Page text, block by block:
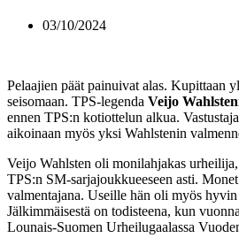
03/10/2024
Pelaajien päät painuivat alas. Kupittaan
seisomaan. TPS-legenda Veijo
ennen TPS:n kotiottelun alkua.
aikoinaan myös yksi Wahlstenin
Veijo Wahlsten oli monilahjakas
TPS:n SM-sarjajoukkueeseen asti.
valmentajana. Useille hän oli myös
Jälkimmäisestä on todisteena, kun
Lounais-Suomen Urheilugaalassa